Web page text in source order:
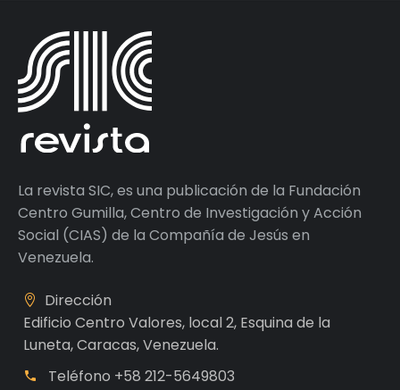
La revista SIC, es una publicación de la Fundación
Centro Gumilla, Centro de Investigación y Acción
Social (CIAS) de la Compañía de Jesús en
Venezuela.
Dirección
Edificio Centro Valores, local 2, Esquina de la
Luneta, Caracas, Venezuela.
Teléfono +58 212-5649803